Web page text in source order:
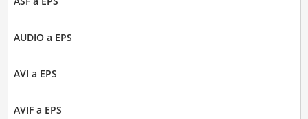
AUDIO a EPS
AVI a EPS
AVIF a EPS